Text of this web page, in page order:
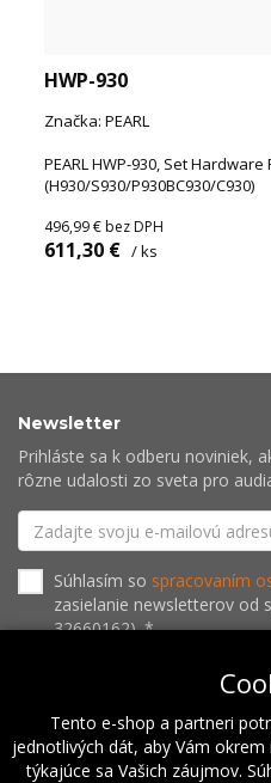
HWP-930
Značka: PEARL
PEARL HWP-930, Set Hardware
(H930/S930/P930BC930/C930)
496,99 € bez DPH
611,30 € / ks
Newsletter
Prihláste sa k odberu noviniek,
rôzne udalosti zo sveta pro
Súhlasím so spracovaním
zasielanie newsletterov od
32660162). *
O nás Naše hodnoty
Kalendár
Tento e-shop a partneri
jednotlivých dát, aby Vám
týkajúce sa Vašich záujmov.